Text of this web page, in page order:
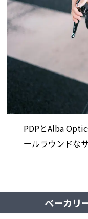
PDPとAlba
ールラウンドな
ベーカリ